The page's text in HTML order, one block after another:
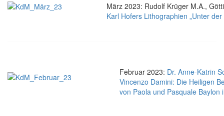
März 2023: Rudolf Krüger M.A.,
Karl Hofers Lithographien „Unter
Februar 2023: Dr. Anne-Katrin
Vincenzo Damini: Die Heiligen
von Paola und Pasquale